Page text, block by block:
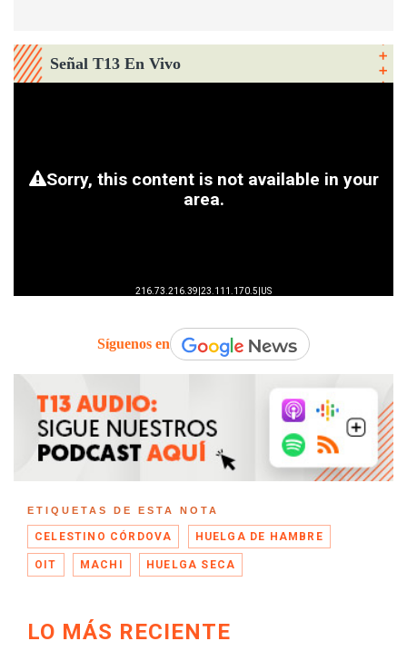
Señal T13 En Vivo
Síguenos en
ETIQUETAS DE ESTA NOTA
CELESTINO CÓRDOVA HUELGA DE HAMBRE
OIT MACHI HUELGA SECA
LO MÁS RECIENTE